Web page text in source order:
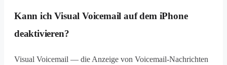
Kann ich Visual Voicemail auf dem iPhone
deaktivieren?
Visual Voicemail — die Anzeige von Voicemail-Nachrichten